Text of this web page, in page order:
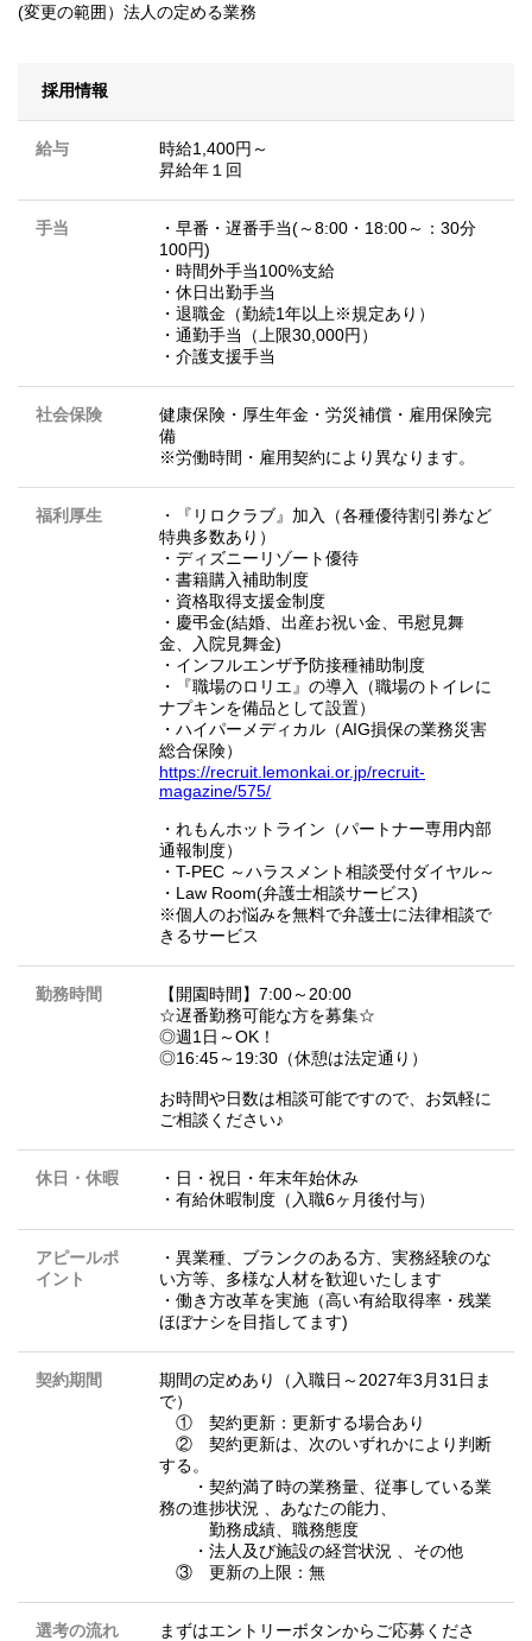
(変更の範囲）法人の定める業務
採用情報
給与
時給1,400円～
昇給年１回
手当
・早番・遅番手当(～8:00・18:00～：30分
100円)
・時間外手当100%支給
・休日出勤手当
・退職金（勤続1年以上※規定あり）
・通勤手当（上限30,000円）
・介護支援手当
社会保険
健康保険・厚生年金・労災補償・雇用保険完
備
※労働時間・雇用契約により異なります。
福利厚生
・『リロクラブ』加入（各種優待割引券など
特典多数あり）
・ディズニーリゾート優待
・書籍購入補助制度
・資格取得支援金制度
・慶弔金(結婚、出産お祝い金、弔慰見舞
金、入院見舞金)
・インフルエンザ予防接種補助制度
・『職場のロリエ』の導入（職場のトイレに
ナプキンを備品として設置）
・ハイパーメディカル（AIG損保の業務災害
総合保険）
https://recruit.lemonkai.or.jp/recruit-
magazine/575/
・れもんホットライン（パートナー専用内部
通報制度）
・T-PEC ～ハラスメント相談受付ダイヤル～
・Law Room(弁護士相談サービス)
※個人のお悩みを無料で弁護士に法律相談で
きるサービス
勤務時間
【開園時間】7:00～20:00
☆遅番勤務可能な方を募集☆
◎週1日～OK！
◎16:45～19:30（休憩は法定通り）
お時間や日数は相談可能ですので、お気軽に
ご相談ください♪
休日・休暇
・日・祝日・年末年始休み
・有給休暇制度（入職6ヶ月後付与）
アピールポ
イント
・異業種、ブランクのある方、実務経験のな
い方等、多様な人材を歓迎いたします
・働き方改革を実施（高い有給取得率・残業
ほぼナシを目指してます)
契約期間
期間の定めあり（入職日～2027年3月31日ま
で）
① 契約更新：更新する場合あり
② 契約更新は、次のいずれかにより判断
する。
・契約満了時の業務量、従事している業
務の進捗状況 、あなたの能力、
勤務成績、職務態度
・法人及び施設の経営状況 、その他
③ 更新の上限：無
選考の流れ まずはエントリーボタンからご応募くださ